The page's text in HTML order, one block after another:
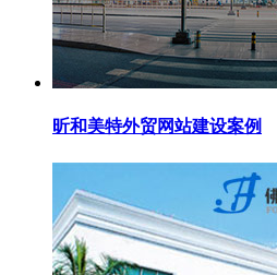
昕和美特外贸网站建设案例